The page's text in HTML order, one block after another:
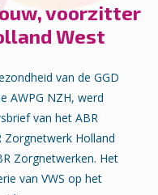
voorzitter
West
van de GGD
AWPG NZH, werd
van het ABR
Zorgnetwerk Holland
Zorgnetwerken. Het
van VWS op het